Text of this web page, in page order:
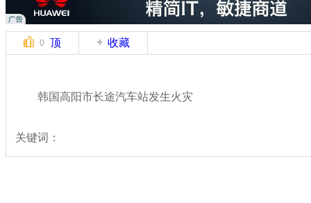
0 顶 收藏
韩国高阳市长途汽车站发生火灾
关键词：